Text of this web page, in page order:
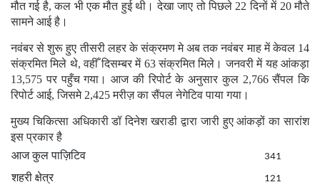
मौत गई है, कल भी एक मौत हुई थी। देखा जाए तो पिछले 22 दिनों में 20 मौते
सामने आई है।
नवंबर से शुरू हुए तीसरी लहर के संक्रमण मे अब तक नवंबर माह में केवल 14
संक्रमित मिले थे, वहीँ दिसम्बर में 63 संक्रमित मिले। जनवरी में यह आंकड़ा
13,575 पर पहुँच गया। आज की रिपोर्ट के अनुसार कुल 2,766 सैंपल कि
रिपोर्ट आई, जिसमे 2,425 मरीज़ का सैंपल नेगेटिव पाया गया।
मुख्य चिकित्सा अधिकारी डॉ दिनेश खराडी द्वारा जारी हुए आंकड़ों का सारांश
इस प्रकार है
आज कुल पाज़िटिव 341
शहरी क्षेत्र 121